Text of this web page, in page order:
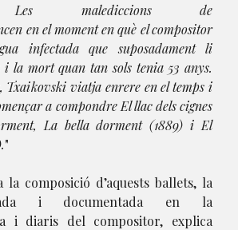
Les malediccions de
en el moment en què el compositor
infectada que suposadament li
i la mort quan tan sols tenia 53 anys.
Txaikovski viatja enrere en el temps i
a compondre El llac dels cignes
La bella dorment (1889) i El
"
la composició d’aquests ballets, la
i documentada en la
i diaris del compositor, explica